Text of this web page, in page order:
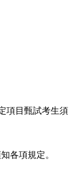
項目甄試考生須
各項規定。